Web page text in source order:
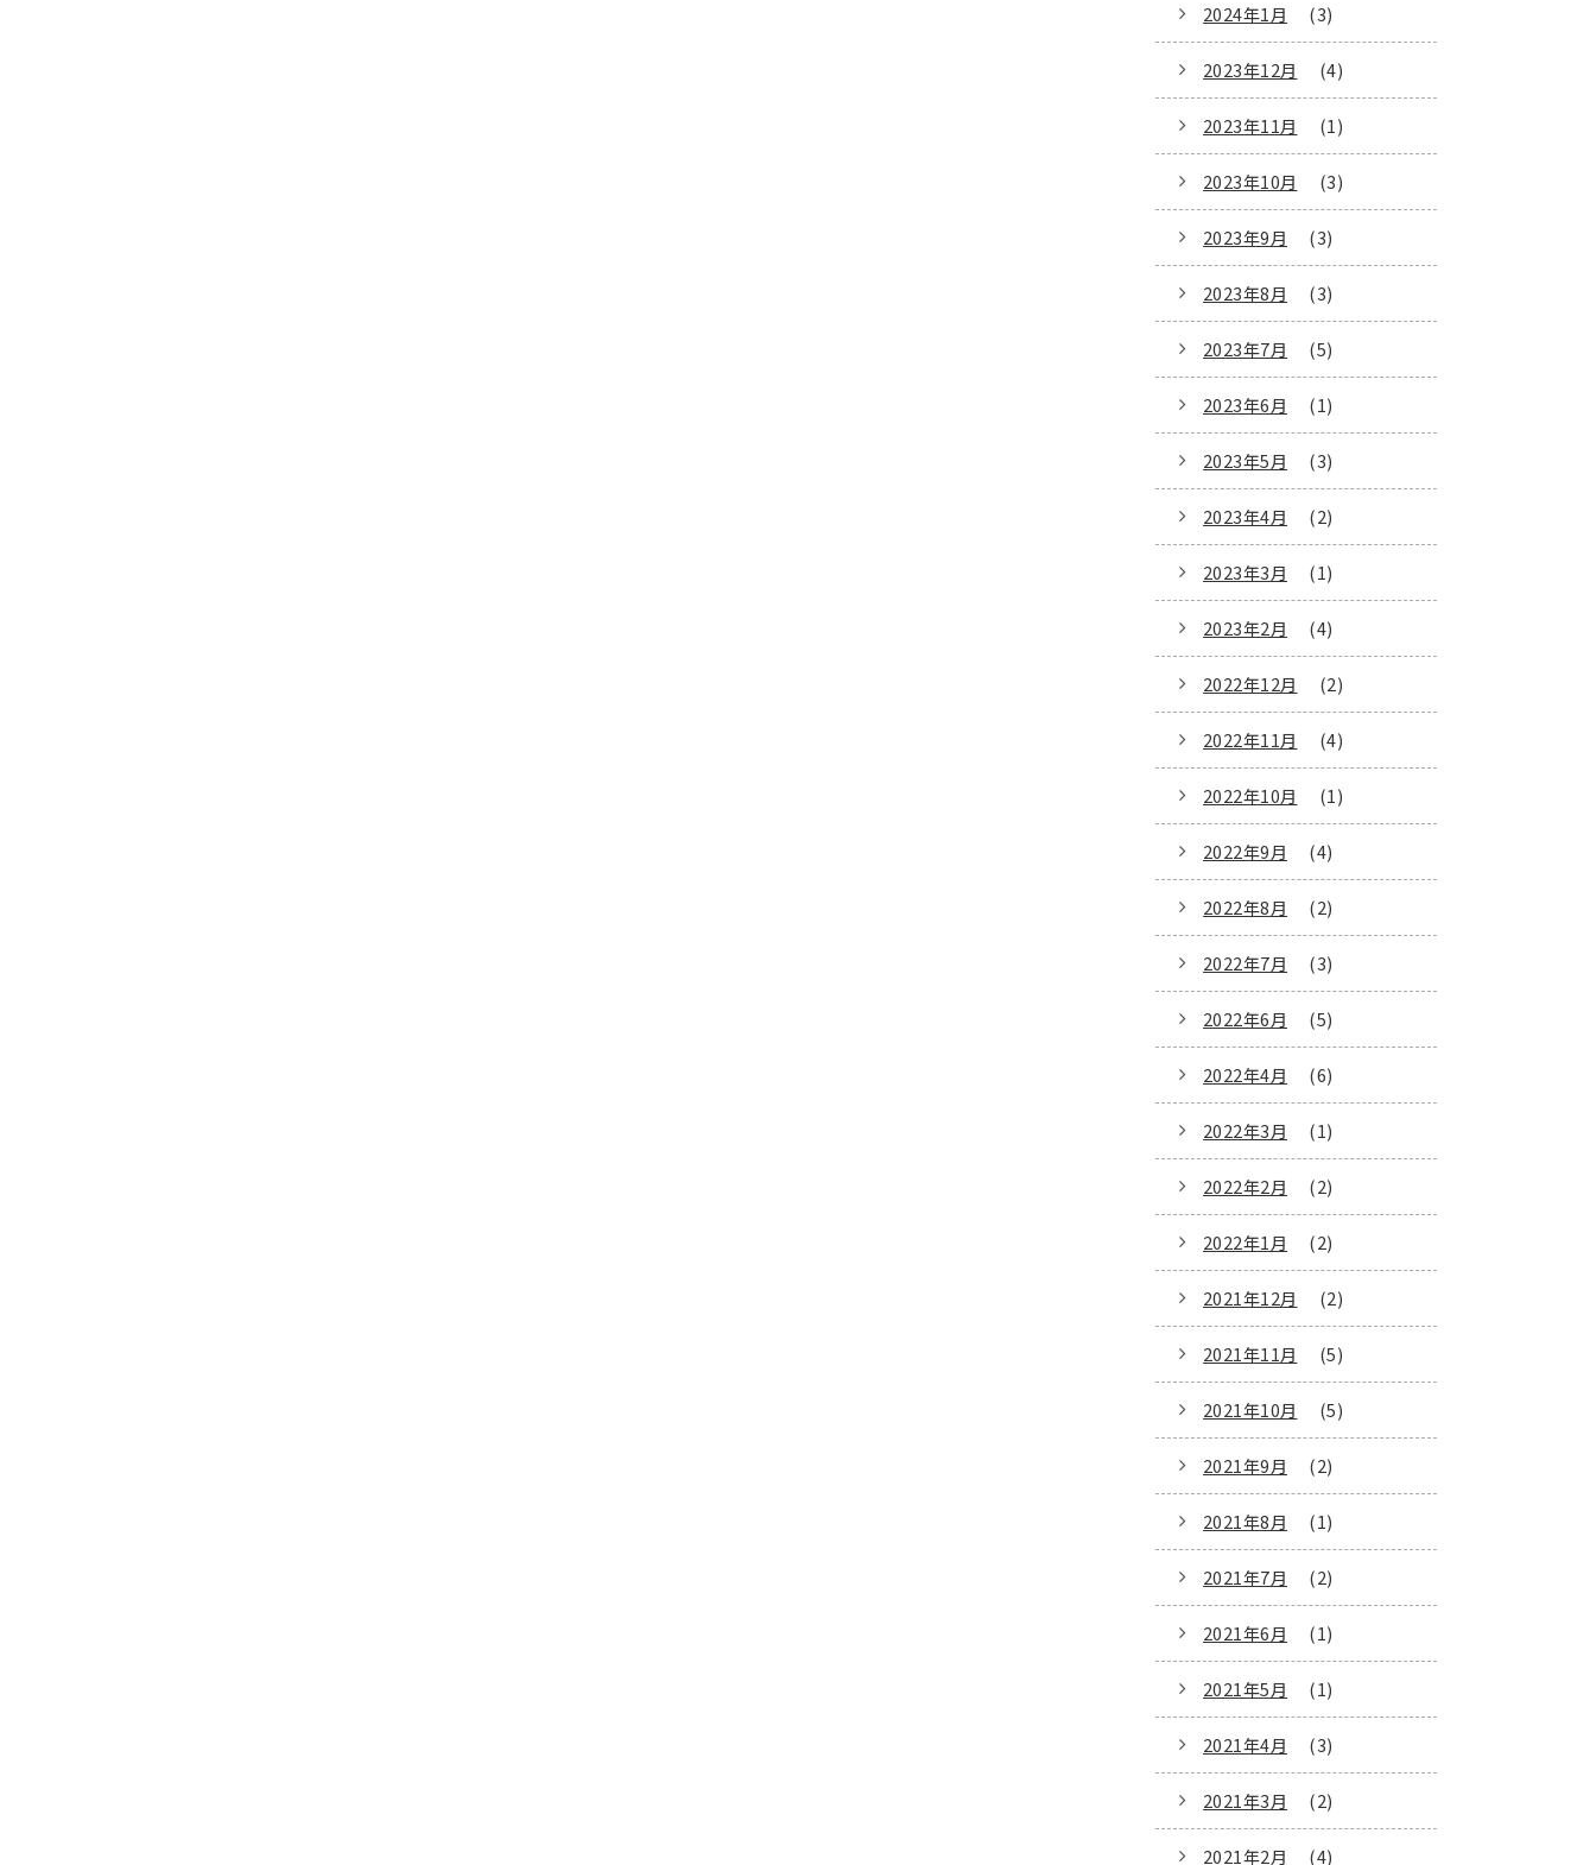
2024年1月 (3)
2023年12月 (4)
2023年11月 (1)
2023年10月 (3)
2023年9月 (3)
2023年8月 (3)
2023年7月 (5)
2023年6月 (1)
2023年5月 (3)
2023年4月 (2)
2023年3月 (1)
2023年2月 (4)
2022年12月 (2)
2022年11月 (4)
2022年10月 (1)
2022年9月 (4)
2022年8月 (2)
2022年7月 (3)
2022年6月 (5)
2022年4月 (6)
2022年3月 (1)
2022年2月 (2)
2022年1月 (2)
2021年12月 (2)
2021年11月 (5)
2021年10月 (5)
2021年9月 (2)
2021年8月 (1)
2021年7月 (2)
2021年6月 (1)
2021年5月 (1)
2021年4月 (3)
2021年3月 (2)
2021年2月 (4)